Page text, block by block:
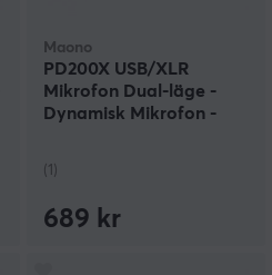
Maono
PD200X USB/XLR
Mikrofon Dual-läge -
Dynamisk Mikrofon -
(1)
689 kr